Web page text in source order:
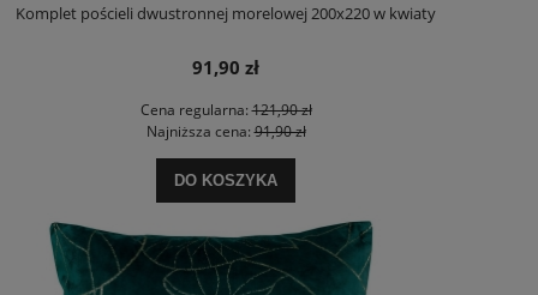
Komplet pościeli dwustronnej morelowej 200x220 w kwiaty
91,90 zł
Cena regularna:121,90 zł
Najniższa cena:91,90 zł
DO KOSZYKA